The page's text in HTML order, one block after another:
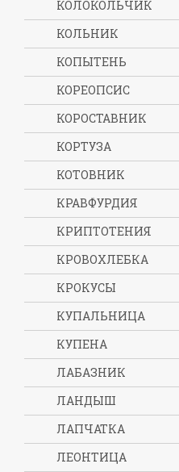
КОЛОКОЛЬЧИК
КОЛЬНИК
КОПЫТЕНЬ
КОРЕОПСИС
КОРОСТАВНИК
КОРТУЗА
КОТОВНИК
КРАВФУРДИЯ
КРИПТОТЕНИЯ
КРОВОХЛЕБКА
КРОКУСЫ
КУПАЛЬНИЦА
КУПЕНА
ЛАБАЗНИК
ЛАНДЫШ
ЛАПЧАТКА
ЛЕОНТИЦА